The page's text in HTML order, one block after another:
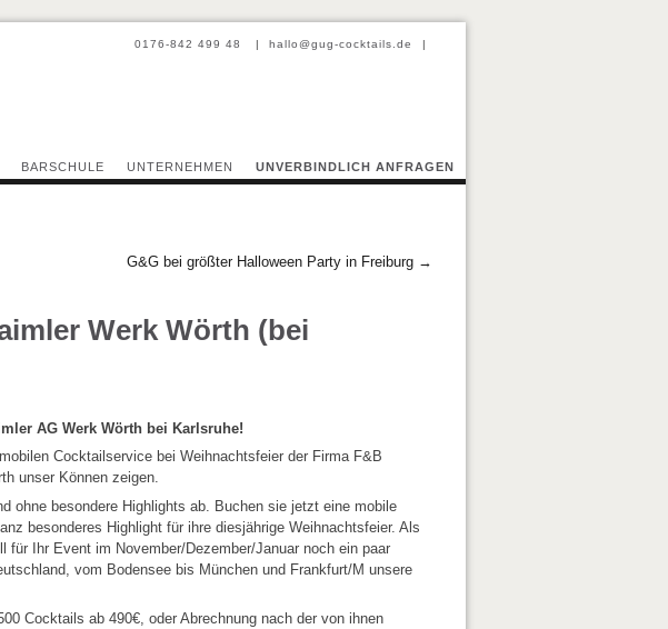
0176-842 499 48 | hallo@gug-cocktails.de |
BARSCHULE UNTERNEHMEN UNVERBINDLICH ANFRAGEN
G&G bei größter Halloween Party in Freiburg →
Werk Wörth (bei
AG Werk Wörth bei Karlsruhe!
Cocktailservice bei Weihnachtsfeier der Firma F&B
unser Können zeigen.
ohne besondere Highlights ab. Buchen sie jetzt eine mobile
besonderes Highlight für ihre diesjährige Weihnachtsfeier. Als
für Ihr Event im November/Dezember/Januar noch ein paar
vom Bodensee bis München und Frankfurt/M unsere
Cocktails ab 490€, oder Abrechnung nach der von ihnen